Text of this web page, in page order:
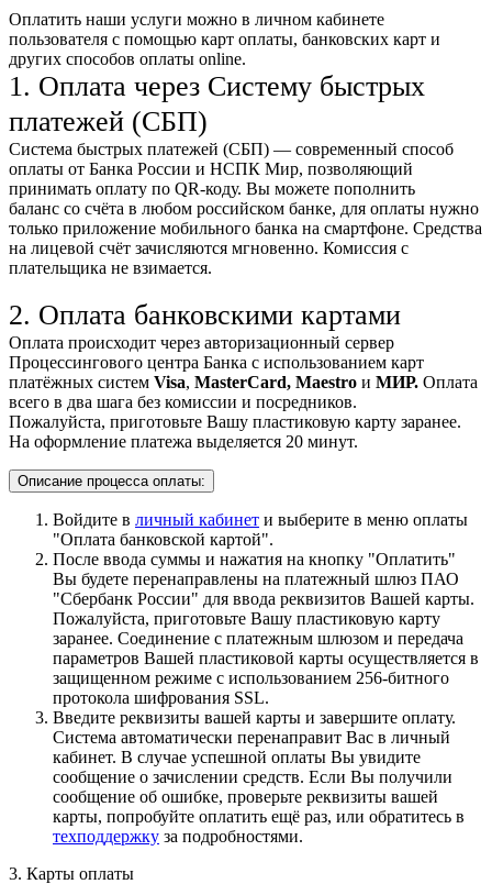
Оплатить наши услуги можно в личном кабинете
пользователя с помощью карт оплаты, банковских карт и
других способов оплаты online.
1. Оплата через Систему быстрых
платежей (СБП)
Система быстрых платежей (СБП) — современный способ
оплаты от Банка России и НСПК Мир, позволяющий
принимать оплату по QR-коду. Вы можете пополнить
баланс со счёта в любом российском банке, для оплаты нужно
только приложение мобильного банка на смартфоне. Средства
на лицевой счёт зачисляются мгновенно. Комиссия с
плательщика не взимается.
2. Оплата банковскими картами
Оплата происходит через авторизационный сервер
Процессингового центра Банка с использованием карт
платёжных систем Visa, MasterCard, Maestro и МИР. Оплата
всего в два шага без комиссии и посредников.
Пожалуйста, приготовьте Вашу пластиковую карту заранее.
На оформление платежа выделяется 20 минут.
Описание процесса оплаты:
Войдите в личный кабинет и выберите в меню оплаты
"Оплата банковской картой".
После ввода суммы и нажатия на кнопку "Оплатить"
Вы будете перенаправлены на платежный шлюз ПАО
"Сбербанк России" для ввода реквизитов Вашей карты.
Пожалуйста, приготовьте Вашу пластиковую карту
заранее. Соединение с платежным шлюзом и передача
параметров Вашей пластиковой карты осуществляется в
защищенном режиме с использованием 256-битного
протокола шифрования SSL.
Введите реквизиты вашей карты и завершите оплату.
Система автоматически перенаправит Вас в личный
кабинет. В случае успешной оплаты Вы увидите
сообщение о зачислении средств. Если Вы получили
сообщение об ошибке, проверьте реквизиты вашей
карты, попробуйте оплатить ещё раз, или обратитесь в
техподдержку за подробностями.
3. Карты оплаты